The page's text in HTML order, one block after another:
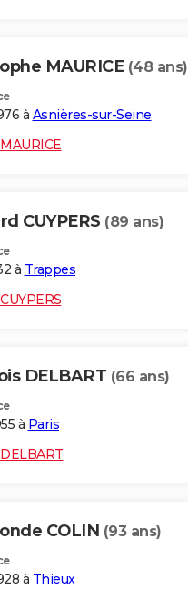
MAURICE (48 ans)
à Asnières-sur-Seine
CUYPERS (89 ans)
à Trappes
DELBART (66 ans)
à Paris
COLIN (93 ans)
à Thieux